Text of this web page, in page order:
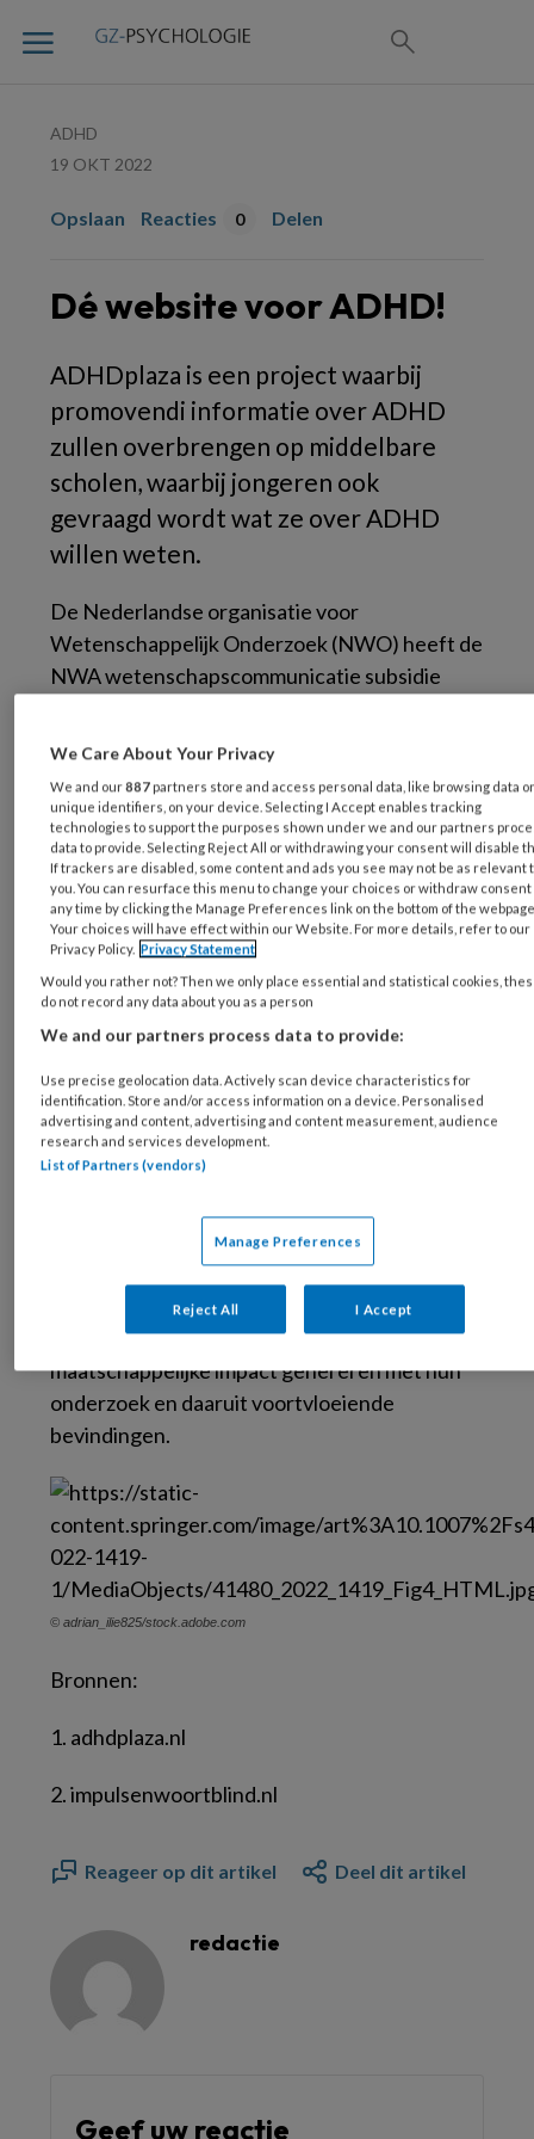
ADHD
19 OKT 2022
Opslaan Reacties 0 Delen
Dé website voor ADHD!
ADHDplaza is een project waarbij
promovendi informatie over ADHD
zullen overbrengen op middelbare
scholen, waarbij jongeren ook
gevraagd wordt wat ze over ADHD
willen weten.
De Nederlandse organisatie voor
Wetenschappelijk Onderzoek (NWO) heeft de
NWA wetenschapscommunicatie subsidie
Dit is een initiatief dat ontstaan is vanuit een
pilot van onderzoekers uit het Radboud UMC,
waaruit bleek dat jongeren weinig kennis
hebben over Attention Deficit Hyperactivity
Disorder (ADHD), terwijl ze er juist wel graag
meer over zouden willen weten.Onderzoekers
Martine Hoogman en Jeanette hebben in
samenwerking met ADHD-vereniging Impuls
& Woortblind het ADHDplaza opgezet,
een website om kennis te delen.2
ADHDplaza is een project waarbij promovendi
informatie over ADHD zullen overbrengen op
gevraagd wordt wat ze over ADHD willen
weten. Informatie hierover kan via de website
worden gedeeld. Promovendi en andere
onderzoekers kunnen via ADHDplaza ook
maatschappelijke impact genereren met hun
onderzoek en daaruit voortvloeiende
bevindingen.
© adrian_ilie825/stock.adobe.com
Bronnen:
1. adhdplaza.nl
2. impulsenwoortblind.nl
Reageer op dit artikel Deel dit artikel
redactie
Geef uw reactie
We Care About Your Privacy
We and our887 partners store and access personal data, like browsing data
unique identifiers, on your device. Selecting I Accept enables tracking
technologies to support the purposes shown under we and our partners
data to provide. Selecting Reject All or withdrawing your consent will disable
If trackers are disabled, some content and ads you see may not be as relevant
you. You can resurface this menu to change your choices or withdraw consent
any time by clicking the Manage Preferences link on the bottom of the
Your choices will have effect within our Website. For more details, refer to our
Privacy Policy. Privacy Statement
Would you rather not? Then we only place essential and statistical cookies,
do not record any data about you as a person
We and our partners process data to provide:
Use precise geolocation data. Actively scan device characteristics for
identification. Store and/or access information on a device. Personalised
advertising and content, advertising and content measurement, audience
research and services development.
List of Partners (vendors)
Manage Preferences
Reject All I Accept